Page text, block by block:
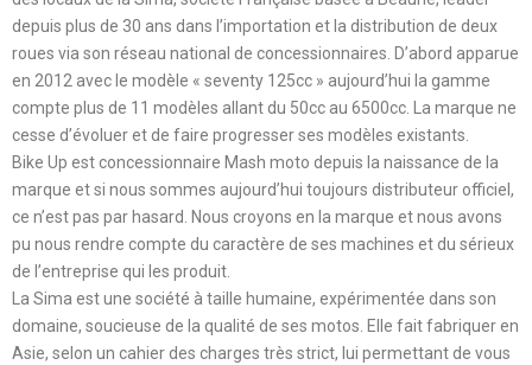
depuis plus de 30 ans dans l’importation et la distribution de deux
roues via son réseau national de concessionnaires. D’abord apparue
en 2012 avec le modèle « seventy 125cc » aujourd’hui la gamme
compte plus de 11 modèles allant du 50cc au 6500cc. La marque ne
cesse d’évoluer et de faire progresser ses modèles existants.
Bike Up est concessionnaire Mash moto depuis la naissance de la
marque et si nous sommes aujourd’hui toujours distributeur officiel,
ce n’est pas par hasard. Nous croyons en la marque et nous avons
pu nous rendre compte du caractère de ses machines et du sérieux
de l’entreprise qui les produit.
La Sima est une société à taille humaine, expérimentée dans son
domaine, soucieuse de la qualité de ses motos. Elle fait fabriquer en
Asie, selon un cahier des charges très strict, lui permettant de vous